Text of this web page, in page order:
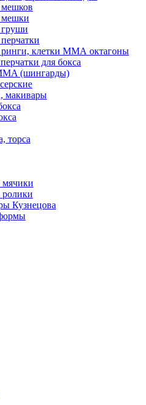
мешков
мешки
груши
ринги, клетки ММА октагоны
для бокса
(шингарды)
макивары
торса
Кузнецова